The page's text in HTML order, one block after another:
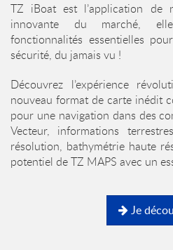
TZ iBoat est l’application de
innovante du marché,
fonctionnalités essentielles
sécurité, du jamais vu !
Découvrez l’expérience
nouveau format de carte inédit
pour une navigation dans des
Vecteur, informations
résolution, bathymétrie haute
potentiel de TZ MAPS avec un
Je